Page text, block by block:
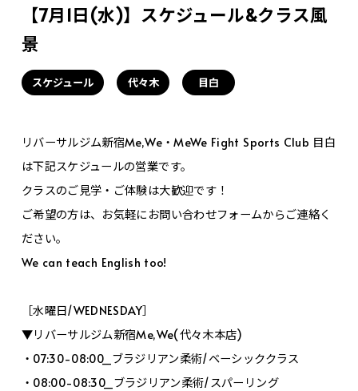
【7月1日(水)】スケジュール&クラス風
景
スケジュール 代々木 目白
リバーサルジム新宿Me,We・MeWe Fight Sports Club 目白
は下記スケジュールの営業です。
クラスのご見学・ご体験は大歓迎です！
ご希望の方は、お気軽にお問い合わせフォームからご連絡く
ださい。
We can teach English too!
［水曜日/WEDNESDAY］
▼リバーサルジム新宿Me,We(代々木本店)
・07:30-08:00_ブラジリアン柔術/ベーシッククラス
・08:00-08:30_ブラジリアン柔術/スパーリング